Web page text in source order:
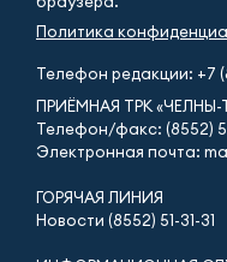
Политика
Телефон редакции: +7
ПРИЁМНАЯ ТРК «ЧЕЛНЫ-
Телефон/факс: (8552)
Электронная почта:
ГОРЯЧАЯ ЛИНИЯ
Новости (8552) 51-31-31